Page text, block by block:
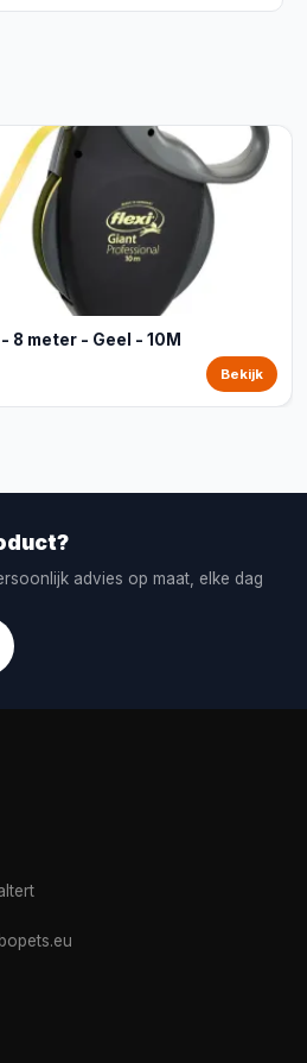
8 meter - Geel - 10M
Bekijk
advies op maat, elke dag